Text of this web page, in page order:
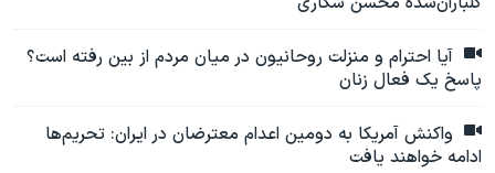
آیا احترام و منزلت روحانیون در میان مردم از بین رفته است؟
پاسخ یک فعال زنان
واکنش آمریکا به دومین اعدام معترضان در ایران: تحریم‌ها
ادامه خواهند یافت